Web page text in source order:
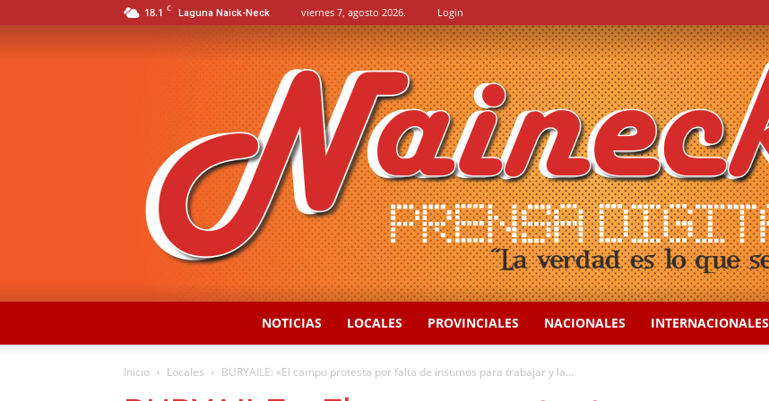
18.1 C Laguna Naick-Neck viernes 7, agosto 2026. Login
NOTICIAS LOCALES PROVINCIALES NACIONALES INTERNACIONALES
Inicio Locales BURYAILE: «El campo protesta por falta de insumos para trabajar y la...